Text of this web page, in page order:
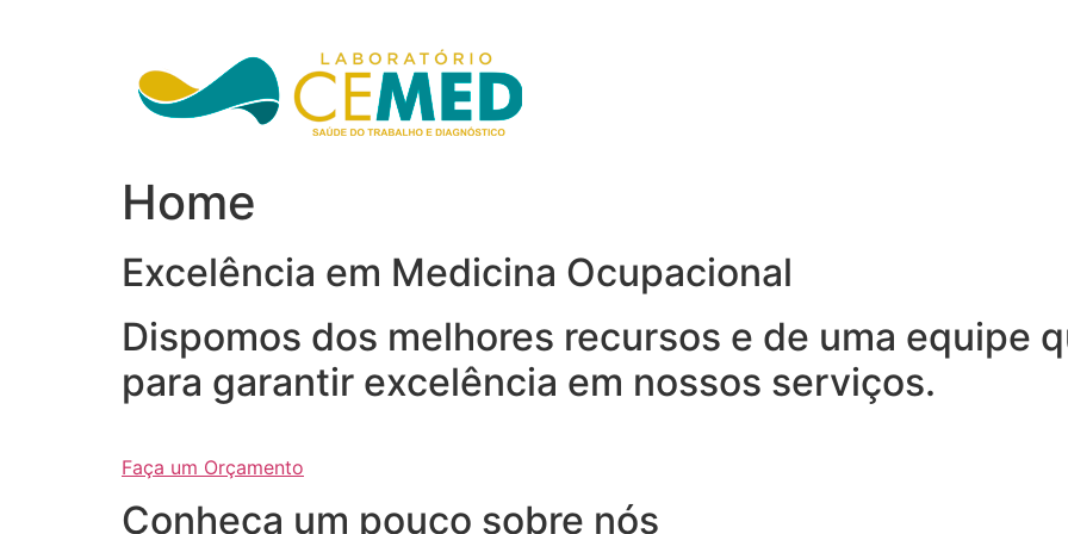
Home
Excelência em Medicina Ocupacional
Dispomos dos melhores recursos e de uma equipe
para garantir excelência em nossos serviços.
Faça um Orçamento
Conheça um pouco sobre nós